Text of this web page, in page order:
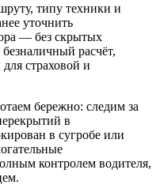
типу техники и
уточнить
— без скрытых
расчёт,
страховой и
бережно: следим за
в
в сугробе или
контролем водителя,